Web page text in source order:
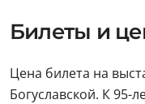
Билеты и
Цена билета на
Богуславской. К 95-